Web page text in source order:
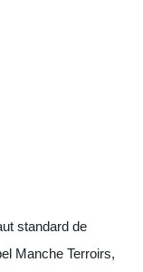
standard de
Manche Terroirs,